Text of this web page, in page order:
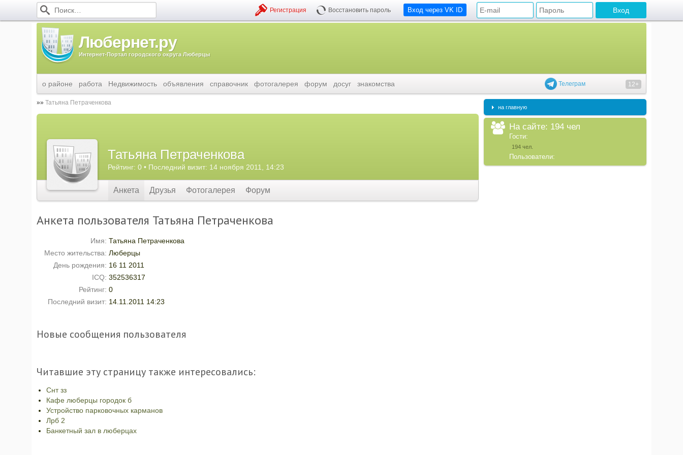
Вход через VK ID
Регистрация Восстановить пароль
Любернет.ру
Интернет-Портал городского округа Люберцы
Телеграм 12+
о районе работа Недвижимость объявления справочник фотогалерея форум досуг знакомства
Татьяна Петраченкова
Татьяна Петраченкова
Рейтинг: 0 • Последний визит: 14 ноября 2011, 14:23
Анкета Друзья Фотогалерея Форум
Анкета пользователя Татьяна Петраченкова
Имя: Татьяна Петраченкова
Место жительства: Люберцы
День рождения: 16 11 2011
ICQ: 352536317
Рейтинг: 0
Последний визит: 14.11.2011 14:23
Новые сообщения пользователя
Читавшие эту страницу также интересовались:
Снт зз
Кафе люберцы городок б
Устройство парковочных карманов
Лрб 2
Банкетный зал в люберцах
на главную
На сайте: 194 чел
Гости:
194 чел.
Пользователи: